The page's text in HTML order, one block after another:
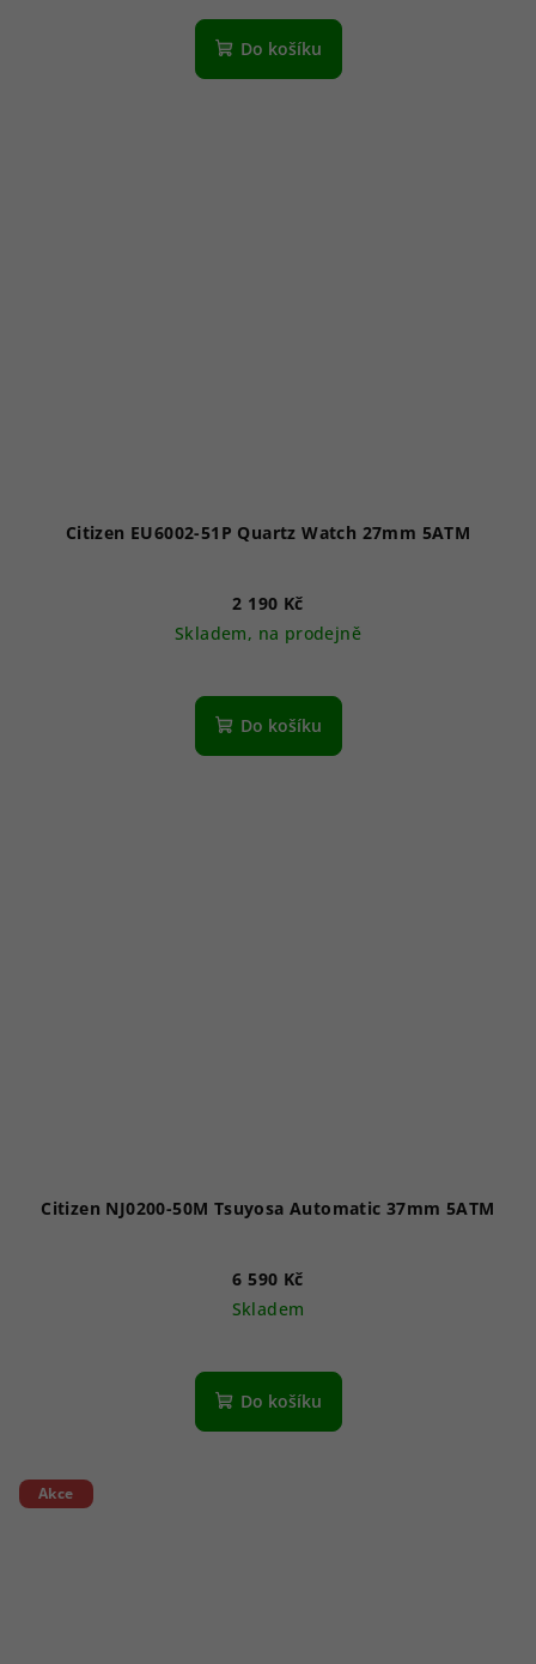
Do košíku
Citizen EU6002-51P Quartz Watch 27mm 5ATM
2 190 Kč
Skladem, na prodejně
Do košíku
Citizen NJ0200-50M Tsuyosa Automatic 37mm 5ATM
6 590 Kč
Skladem
Do košíku
Akce